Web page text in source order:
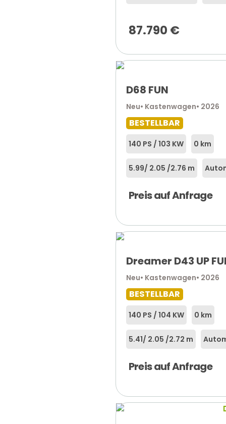
87.790 €
D68 FUN
Neu• Kastenwagen• 2026
BESTELLBAR
140 PS / 103 KW 0 km
5.99/ 2.05 /2.76 m
Preis auf Anfrage
Dreamer D43 UP
Neu• Kastenwagen• 2026
BESTELLBAR
140 PS / 104 KW 0 km
5.41/ 2.05 /2.72 m
Preis auf Anfrage